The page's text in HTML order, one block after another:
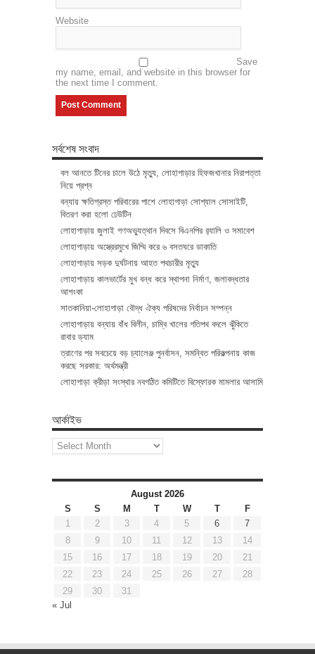
Website
Save
my name, email, and website in this browser for
the next time I comment.
সর্বশেষ সংবাদ
বল আনতে টিনের চালে উঠে মৃত্যু, লোহাগাড়ার হিফজখানার নিরাপত্তা
নিয়ে প্রশ্ন
বন্যায় ক্ষতিগ্রস্ত পরিবারের পাশে লোহাগাড়া সোশ্যাল সোসাইটি,
বিতরণ করা হলো ঢেউটিন
লোহাগাড়ায় জুলাই গণঅভ্যুত্থান দিবসে বিএনপির র‌্যালি ও সমাবেশ
লোহাগাড়ায় অস্ত্রেরমুখে জিম্মি করে ৬ বসতঘরে ডাকাতি
লোহাগাড়ায় সড়ক দুর্ঘটনায় আহত পথচারীর মৃত্যু
লোহাগাড়ায় কালভার্টের মুখ বন্ধ করে স্থাপনা নির্মাণ, জলাবদ্ধতার
আশংকা
সাতকানিয়া-লোহাগাড়া বৌদ্ধ ঐক্য পরিষদের নির্বাচন সম্পন্ন
লোহাগাড়ায় বন্যায় বাঁধ বিলীন, চাম্বি খালের গতিপথ বদলে ঝুঁকিতে
রাবার ড্যাম
ত্রাণের পর সবচেয়ে বড় চ্যালেঞ্জ পুনর্বাসন, সমন্বিত পরিকল্পনায় কাজ
করছে সরকার: অর্থমন্ত্রী
লোহাগাড়া ক্রীড়া সংস্থার নবগঠিত কমিটিতে বিস্ফোরক মামলার আসামি
আর্কাইভ
আর্কাইভ
August 2026
S
S M T W T
F
1
2 3 4 5 6
7
8
9 10 11 12 13
14
15
16 17 18 19 20
21
22
23 24 25 26 27
28
29
30
31
« Jul